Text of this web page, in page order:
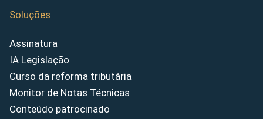
Soluções
Assinatura
IA Legislação
Curso da reforma tributária
Monitor de Notas Técnicas
Conteúdo patrocinado